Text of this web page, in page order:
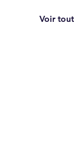
Voir tout